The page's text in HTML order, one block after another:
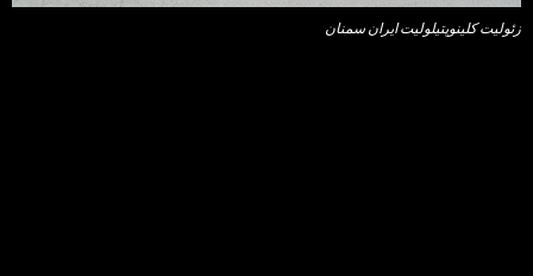
زئولیت کلینوپتیلولیت ایران سمنان